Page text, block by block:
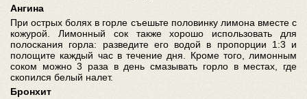
Ангина
При острых болях в горле съешьте половинку лимона вместе с
кожурой. Лимонный сок также хорошо использовать для
полоскания горла: разведите его водой в пропорции 1:3 и
полощите каждый час в течение дня. Кроме того, лимонным
соком можно 3 раза в день смазывать горло в местах, где
скопился белый налет.
Бронхит